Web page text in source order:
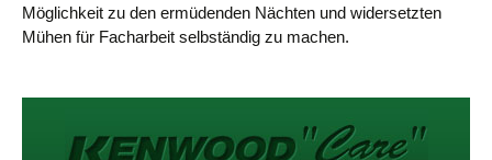
Möglichkeit zu den ermüdenden Nächten und widersetzten
Mühen für Facharbeit selbständig zu machen.